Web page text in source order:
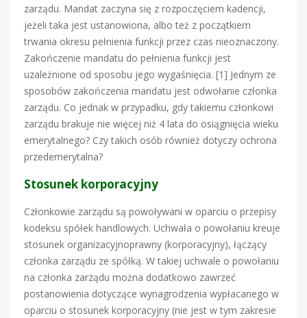
zarządu. Mandat zaczyna się z rozpoczęciem kadencji,
jeżeli taka jest ustanowiona, albo też z początkiem
trwania okresu pełnienia funkcji przez czas nieoznaczony.
Zakończenie mandatu do pełnienia funkcji jest
uzależnione od sposobu jego wygaśnięcia. [1] Jednym ze
sposobów zakończenia mandatu jest odwołanie członka
zarządu. Co jednak w przypadku, gdy takiemu członkowi
zarządu brakuje nie więcej niż 4 lata do osiągnięcia wieku
emerytalnego? Czy takich osób również dotyczy ochrona
przedemerytalna?
Stosunek korporacyjny
Członkowie zarządu są powoływani w oparciu o przepisy
kodeksu spółek handlowych. Uchwała o powołaniu kreuje
stosunek organizacyjnoprawny (korporacyjny), łączący
członka zarządu ze spółką. W takiej uchwale o powołaniu
na członka zarządu można dodatkowo zawrzeć
postanowienia dotyczące wynagrodzenia wypłacanego w
oparciu o stosunek korporacyjny (nie jest w tym zakresie